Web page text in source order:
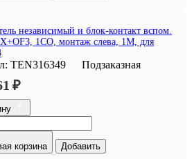
независимый и блок-контакт вспом.
1CO, монтаж слева, 1M, для
TEN316349 Подзаказная
₽
корзина Добавить